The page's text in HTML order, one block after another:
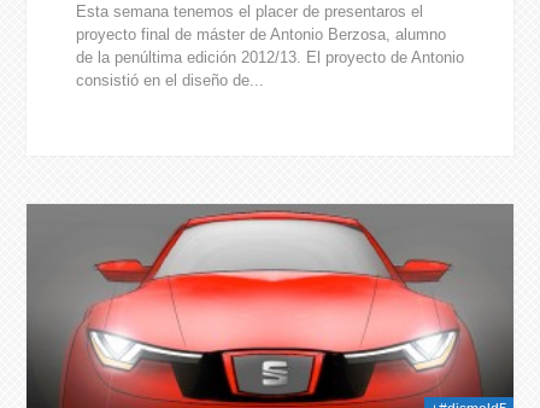
Esta semana tenemos el placer de presentaros el
proyecto final de máster de Antonio Berzosa, alumno
de la penúltima edición 2012/13. El proyecto de Antonio
consistió en el diseño de...